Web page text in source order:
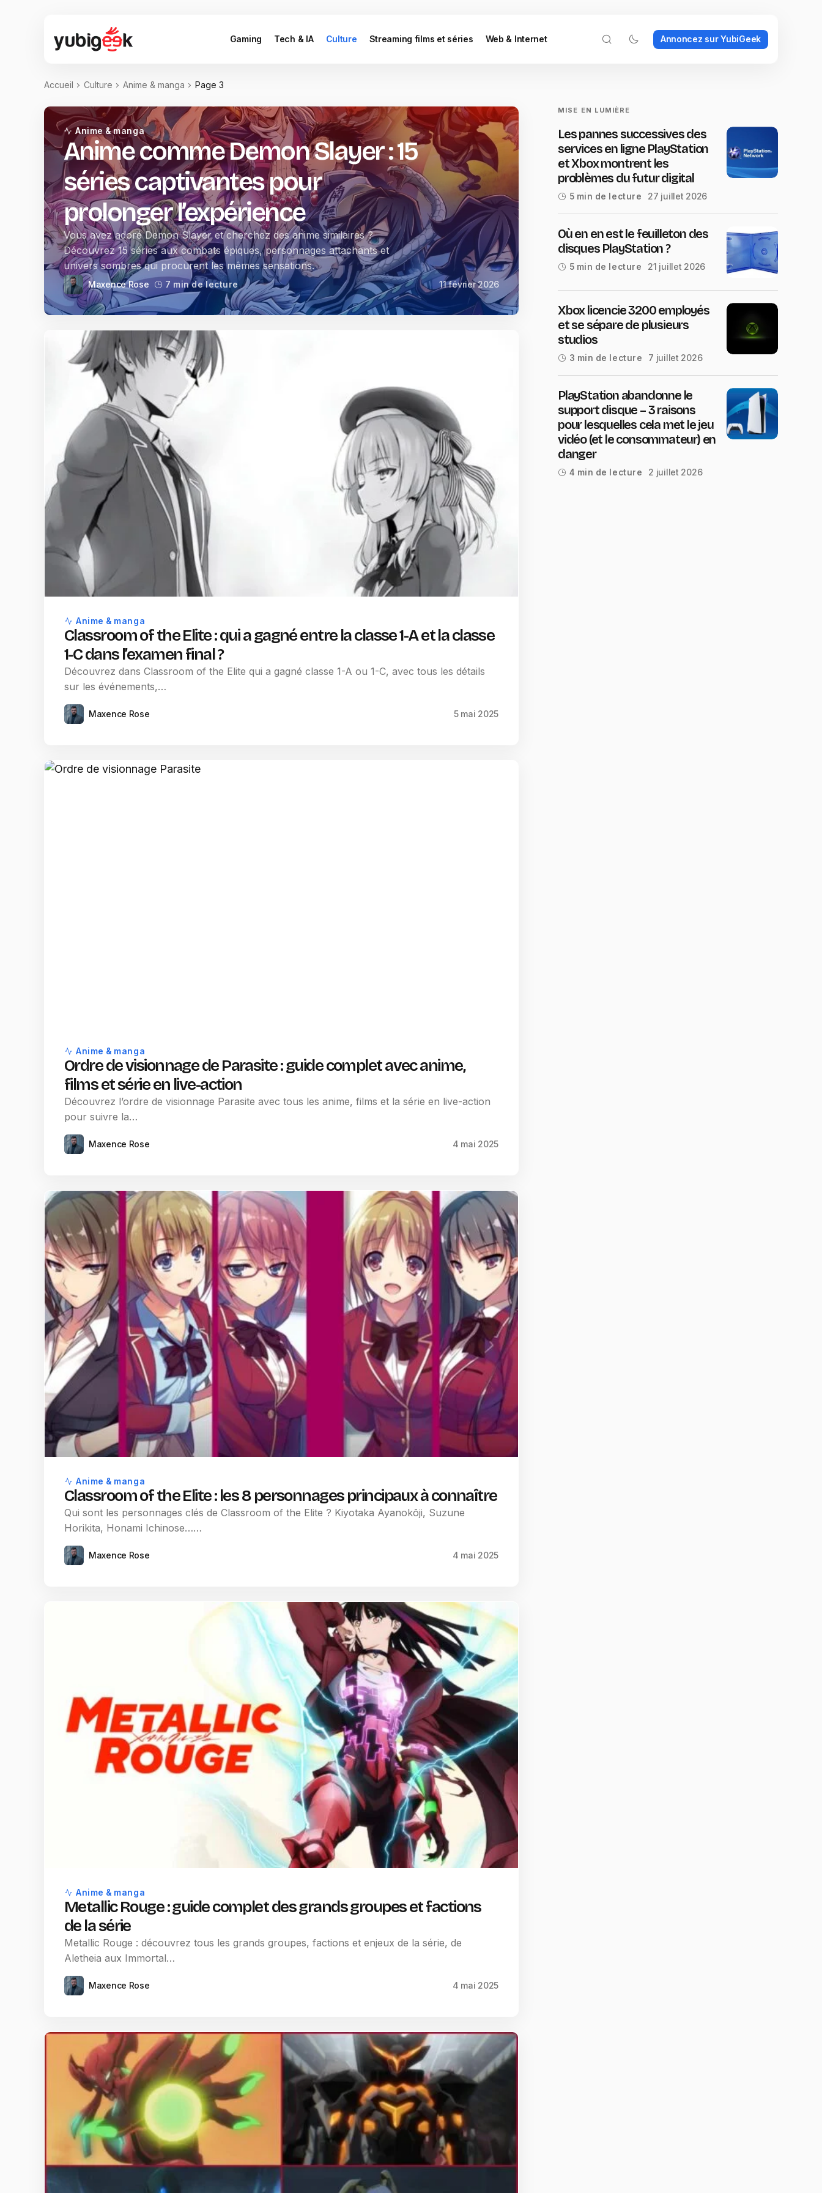
Gaming Tech & IA Culture Streaming films et séries Web & Internet Annoncez sur YubiGeek
Accueil Culture Anime & manga Page 3
Anime & manga
Anime comme Demon Slayer : 15
séries captivantes pour
prolonger l’expérience
Vous avez adoré Demon Slayer et cherchez des anime similaires ?
Découvrez 15 séries aux combats épiques, personnages attachants et
univers sombres qui procurent les mêmes sensations.
Maxence Rose 7 min de lecture 11 février 2026
Anime & manga
Classroom of the Elite : qui a gagné entre la classe 1-A et la classe
1-C dans l’examen final ?
Découvrez dans Classroom of the Elite qui a gagné classe 1-A ou 1-C, avec tous les détails
sur les événements,…
Maxence Rose 5 mai 2025
Anime & manga
Ordre de visionnage de Parasite : guide complet avec anime,
films et série en live-action
Découvrez l’ordre de visionnage Parasite avec tous les anime, films et la série en live-action
pour suivre la…
Maxence Rose 4 mai 2025
Anime & manga
Classroom of the Elite : les 8 personnages principaux à connaître
Qui sont les personnages clés de Classroom of the Elite ? Kiyotaka Ayanokōji, Suzune
Horikita, Honami Ichinose……
Maxence Rose 4 mai 2025
Anime & manga
Metallic Rouge : guide complet des grands groupes et factions
de la série
Metallic Rouge : découvrez tous les grands groupes, factions et enjeux de la série, de
Aletheia aux Immortal…
Maxence Rose 4 mai 2025
MISE EN LUMIÈRE
Les pannes successives des
services en ligne PlayStation
et Xbox montrent les
problèmes du futur digital
5 min de lecture 27 juillet 2026
Où en en est le feuilleton des
disques PlayStation ?
5 min de lecture 21 juillet 2026
Xbox licencie 3200 employés
et se sépare de plusieurs
studios
3 min de lecture 7 juillet 2026
PlayStation abandonne le
support disque – 3 raisons
pour lesquelles cela met le jeu
vidéo (et le consommateur) en
danger
4 min de lecture 2 juillet 2026